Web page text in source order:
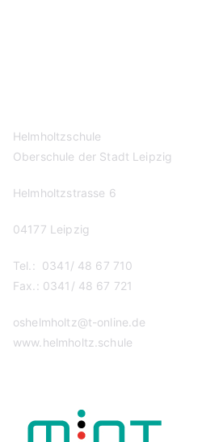
Helmholtzschule
Oberschule der Stadt Leipzig
Helmholtzstrasse 6
04177 Leipzig
Tel.: 0341/ 48 67 710
Fax.: 0341/ 48 67 721
oshelmholtz@t-online.de
www.helmholtz.schule